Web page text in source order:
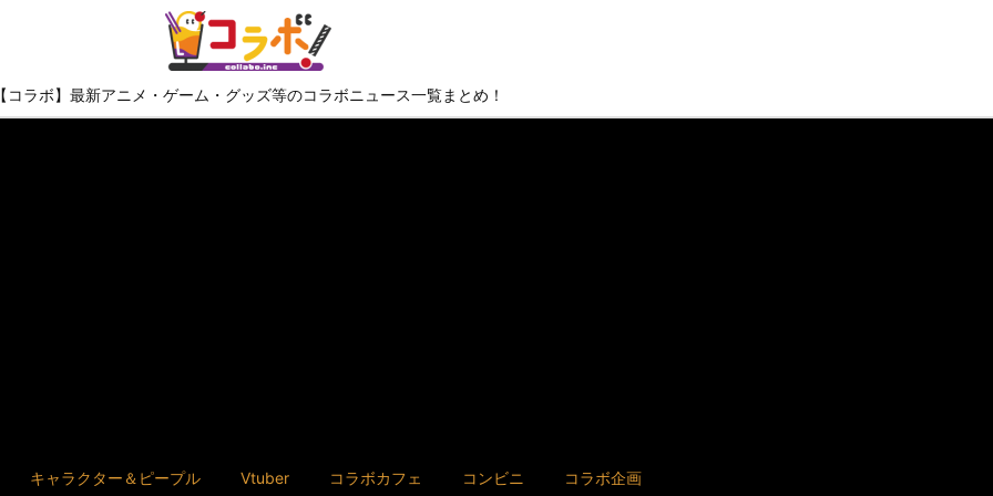
【コラボ】最新アニメ・ゲーム・グッズ等のコラボニュース一覧まとめ！
キャラクター＆ピープル Vtuber コラボカフェ コンビニ コラボ企画